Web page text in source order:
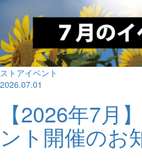
ストアイベント
2026.07.01
【2026年7月
ント開催のお